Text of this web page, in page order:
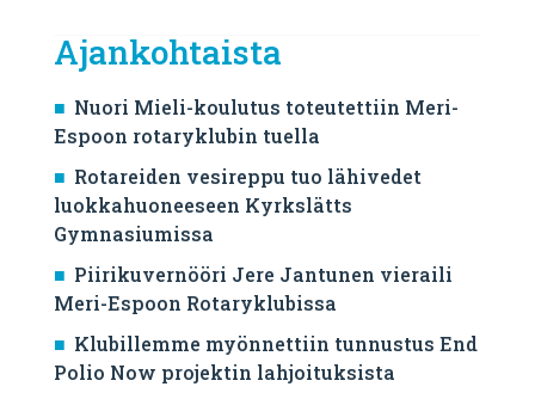
Ajankohtaista
Nuori Mieli-koulutus toteutettiin Meri-
Espoon rotaryklubin tuella
Rotareiden vesireppu tuo lähivedet
luokkahuoneeseen Kyrkslätts
Gymnasiumissa
Piirikuvernööri Jere Jantunen vieraili
Meri-Espoon Rotaryklubissa
Klubillemme myönnettiin tunnustus End
Polio Now projektin lahjoituksista